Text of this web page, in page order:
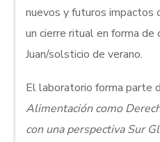
nuevos y futuros impactos
un cierre ritual en forma de
Juan/solsticio de verano.
El laboratorio forma parte
Alimentación como
con una perspectiva Sur